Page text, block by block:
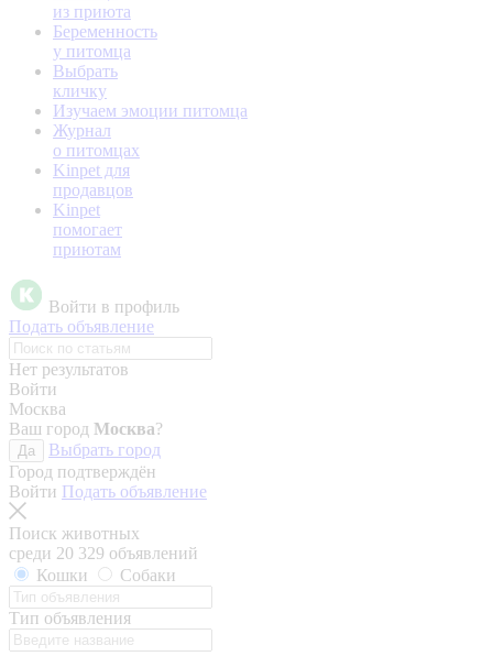
из приюта
Беременность
у питомца
Выбрать
кличку
Изучаем эмоции питомца
Журнал
о питомцах
Kinpet для
продавцов
Kinpet
помогает
приютам
Войти в профиль
Подать объявление
Нет результатов
Войти
Москва
Ваш город Москва?
Да
Выбрать город
Город подтверждён
Войти Подать объявление
Поиск животных
среди 20 329 объявлений
Кошки
Собаки
Тип объявления